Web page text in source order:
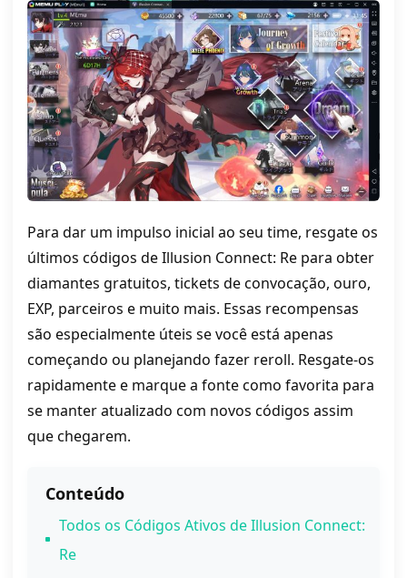
Para dar um impulso inicial ao seu time, resgate os
últimos códigos de Illusion Connect: Re para obter
diamantes gratuitos, tickets de convocação, ouro,
EXP, parceiros e muito mais. Essas recompensas
são especialmente úteis se você está apenas
começando ou planejando fazer reroll. Resgate-os
rapidamente e marque a fonte como favorita para
se manter atualizado com novos códigos assim
que chegarem.
Conteúdo
Todos os Códigos Ativos de Illusion Connect:
Re